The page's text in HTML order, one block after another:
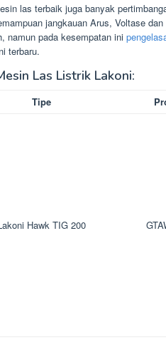
las terbaik juga banyak
jangkauan Arus, Voltase
namun pada kesempatan ini
terbaru.
Las Listrik Lakoni:
Tipe
Hawk TIG 200